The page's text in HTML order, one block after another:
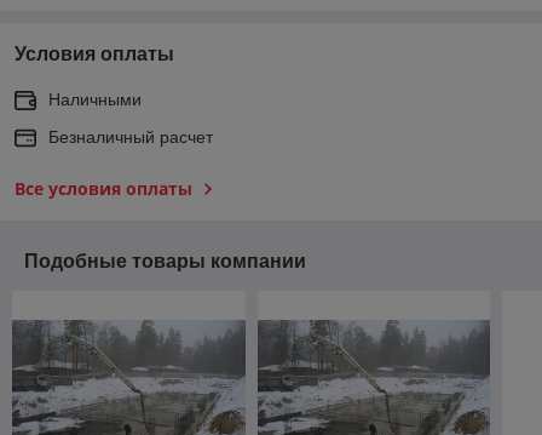
Условия оплаты
Наличными
Безналичный расчет
Все условия оплаты
Подобные товары компании